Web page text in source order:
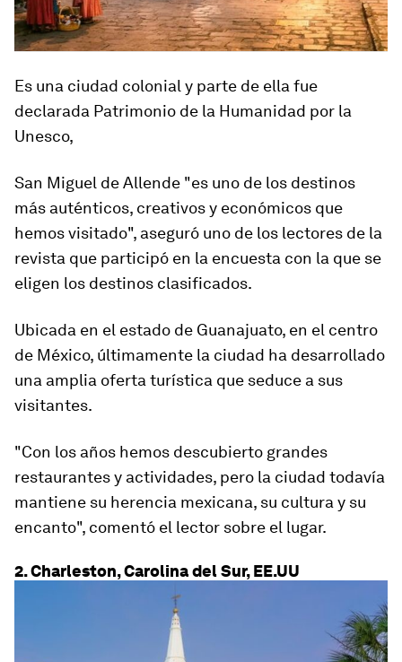
Es una ciudad colonial y parte de ella fue
declarada Patrimonio de la Humanidad por la
Unesco,
San Miguel de Allende "es uno de los destinos
más auténticos, creativos y económicos que
hemos visitado", aseguró uno de los lectores de la
revista que participó en la encuesta con la que se
eligen los destinos clasificados.
Ubicada en el estado de Guanajuato, en el centro
de México, últimamente la ciudad ha desarrollado
una amplia oferta turística que seduce a sus
visitantes.
"Con los años hemos descubierto grandes
restaurantes y actividades, pero la ciudad todavía
mantiene su herencia mexicana, su cultura y su
encanto", comentó el lector sobre el lugar.
2. Charleston, Carolina del Sur, EE.UU